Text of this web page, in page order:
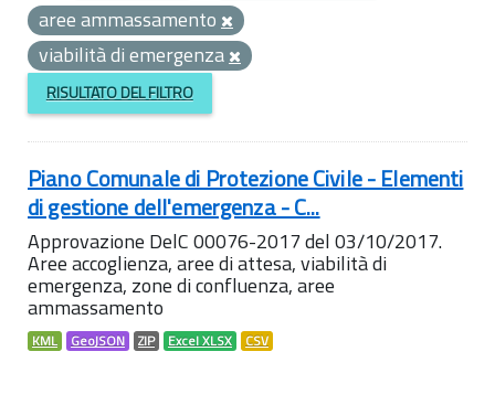
aree ammassamento
viabilità di emergenza
RISULTATO DEL FILTRO
Piano Comunale di Protezione Civile - Elementi
di gestione dell'emergenza - C...
Approvazione DelC 00076-2017 del 03/10/2017.
Aree accoglienza, aree di attesa, viabilità di
emergenza, zone di confluenza, aree
ammassamento
KML GeoJSON ZIP Excel XLSX CSV